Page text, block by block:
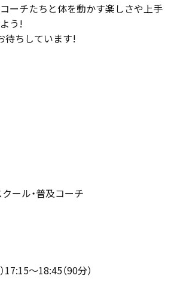
ーチたちと体を動かす楽しさや上手
う!
待ちしています!
ール・普及コーチ
～18:45（90分）